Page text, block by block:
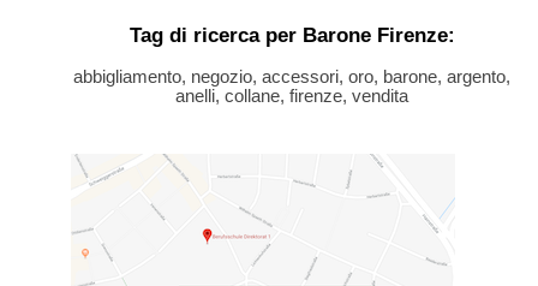
Tag di ricerca per Barone Firenze:
abbigliamento, negozio, accessori, oro, barone, argento,
anelli, collane, firenze, vendita